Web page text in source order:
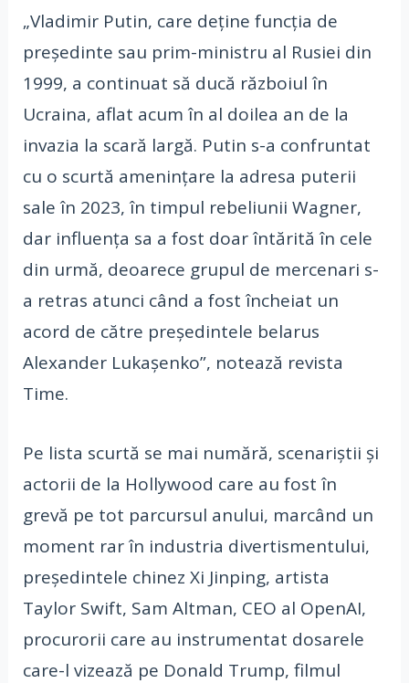
„Vladimir Putin, care deține funcția de
președinte sau prim-ministru al Rusiei din
1999, a continuat să ducă războiul în
Ucraina, aflat acum în al doilea an de la
invazia la scară largă. Putin s-a confruntat
cu o scurtă amenințare la adresa puterii
sale în 2023, în timpul rebeliunii Wagner,
dar influența sa a fost doar întărită în cele
din urmă, deoarece grupul de mercenari s-
a retras atunci când a fost încheiat un
acord de către președintele belarus
Alexander Lukașenko”, notează revista
Time.
Pe lista scurtă se mai numără, scenariștii și
actorii de la Hollywood care au fost în
grevă pe tot parcursul anului, marcând un
moment rar în industria divertismentului,
președintele chinez Xi Jinping, artista
Taylor Swift, Sam Altman, CEO al OpenAI,
procurorii care au instrumentat dosarele
care-l vizează pe Donald Trump, filmul